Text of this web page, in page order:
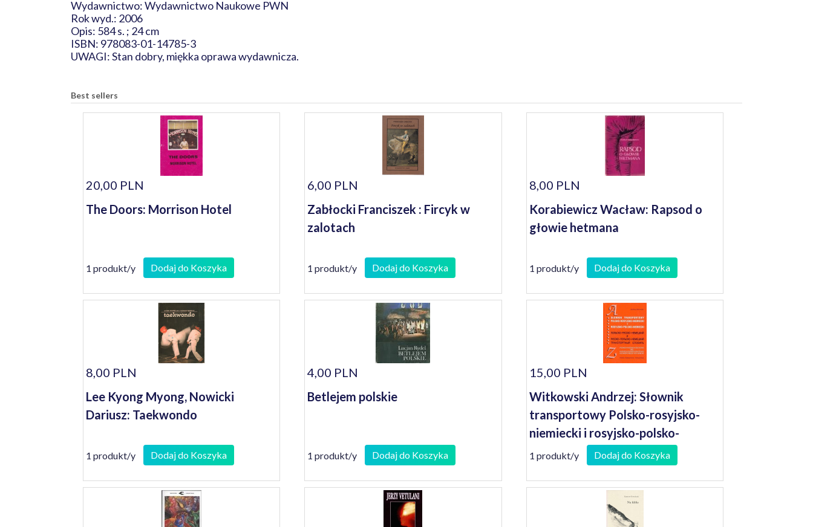
Wydawnictwo: Wydawnictwo Naukowe PWN
Rok wyd.: 2006
Opis: 584 s. ; 24 cm
ISBN: 978083-01-14785-3
UWAGI: Stan dobry, miękka oprawa wydawnicza.
Best sellers
20,00 PLN
The Doors: Morrison Hotel
1 produkt/y Dodaj do Koszyka
6,00 PLN
Zabłocki Franciszek : Fircyk w
zalotach
1 produkt/y Dodaj do Koszyka
8,00 PLN
Korabiewicz Wacław: Rapsod o
głowie hetmana
1 produkt/y Dodaj do Koszyka
8,00 PLN
Lee Kyong Myong, Nowicki
Dariusz: Taekwondo
1 produkt/y Dodaj do Koszyka
4,00 PLN
Betlejem polskie
1 produkt/y Dodaj do Koszyka
15,00 PLN
Witkowski Andrzej: Słownik
transportowy Polsko-rosyjsko-
niemiecki i rosyjsko-polsko-
niemiecki
1 produkt/y Dodaj do Koszyka